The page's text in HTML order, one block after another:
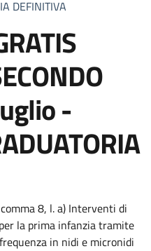
DEFINITIVA
-
8, l. a) Interventi di
la prima infanzia tramite
in nidi e micronidi